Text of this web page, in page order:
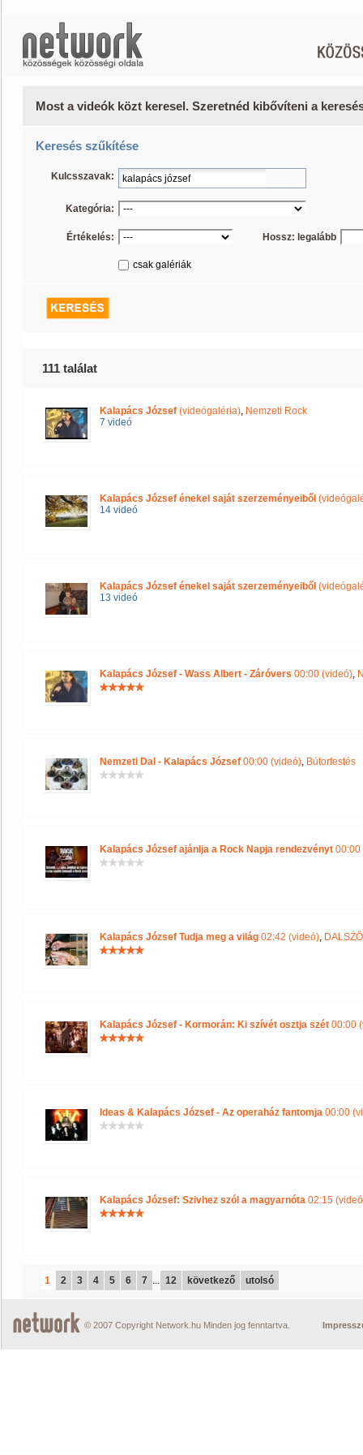
Most a videók közt keresel. Szeretnéd kibővíteni a
Keresés szűkítése
Kulcsszavak:
Kategória:
Értékelés: Hossz: legalább
csak galériák
111 találat
Kalapács József (videógaléria), Nemzeti Rock
7 videó
Kalapács József énekel saját szerzeményeiből
14 videó
Kalapács József énekel saját szerzeményeiből
13 videó
Kalapács József - Wass Albert - Záróvers 00:00 (videó),
Nemzeti Dal - Kalapács József 00:00 (videó), Bútorfestés
Kalapács József ajánlja a Rock Napja rendezvényt 00:00
Kalapács József Tudja meg a világ 02:42 (videó),
Kalapács József - Kormorán: Ki szívét osztja szét 00:00
Ideas & Kalapács József - Az operaház fantomja 00:00
Kalapács József: Szivhez szól a magyarnóta 02:15
1 2 3 4 5 6 7 ... 12 következő utolsó
© 2007 Copyright Network.hu Minden jog fenntartva.